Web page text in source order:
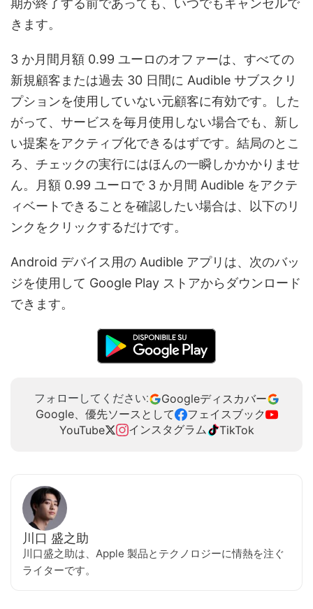
きます。
3 か月間月額 0.99 ユーロのオファーは、すべての
新規顧客または過去 30 日間に Audible サブスクリ
プションを使用していない元顧客に有効です。した
がって、サービスを毎月使用しない場合でも、新し
い提案をアクティブ化できるはずです。結局のとこ
ろ、チェックの実行にはほんの一瞬しかかかりませ
ん。月額 0.99 ユーロで 3 か月間 Audible をアクテ
ィベートできることを確認したい場合は、以下のリ
ンクをクリックするだけです。
Android デバイス用の Audible アプリは、次のバッ
ジを使用して Google Play ストアからダウンロード
できます。
フォローしてください:
Googleディスカバー
Google、優先ソースとして
フェイスブック
YouTube
インスタグラム TikTok
川口 盛之助
川口盛之助は、Apple 製品とテクノロジーに情熱を注ぐ
ライターです。